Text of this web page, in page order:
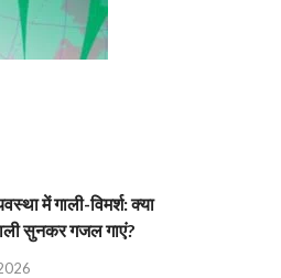
में गाली-विमर्श: क्या
सुनकर गजल गाएं?